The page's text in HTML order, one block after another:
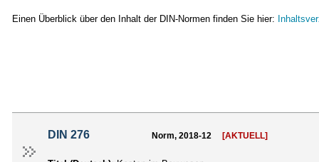
Einen Überblick über den Inhalt der DIN-Normen finden Sie hier:
DIN 276 Norm, 2018-12 [AKTUELL]